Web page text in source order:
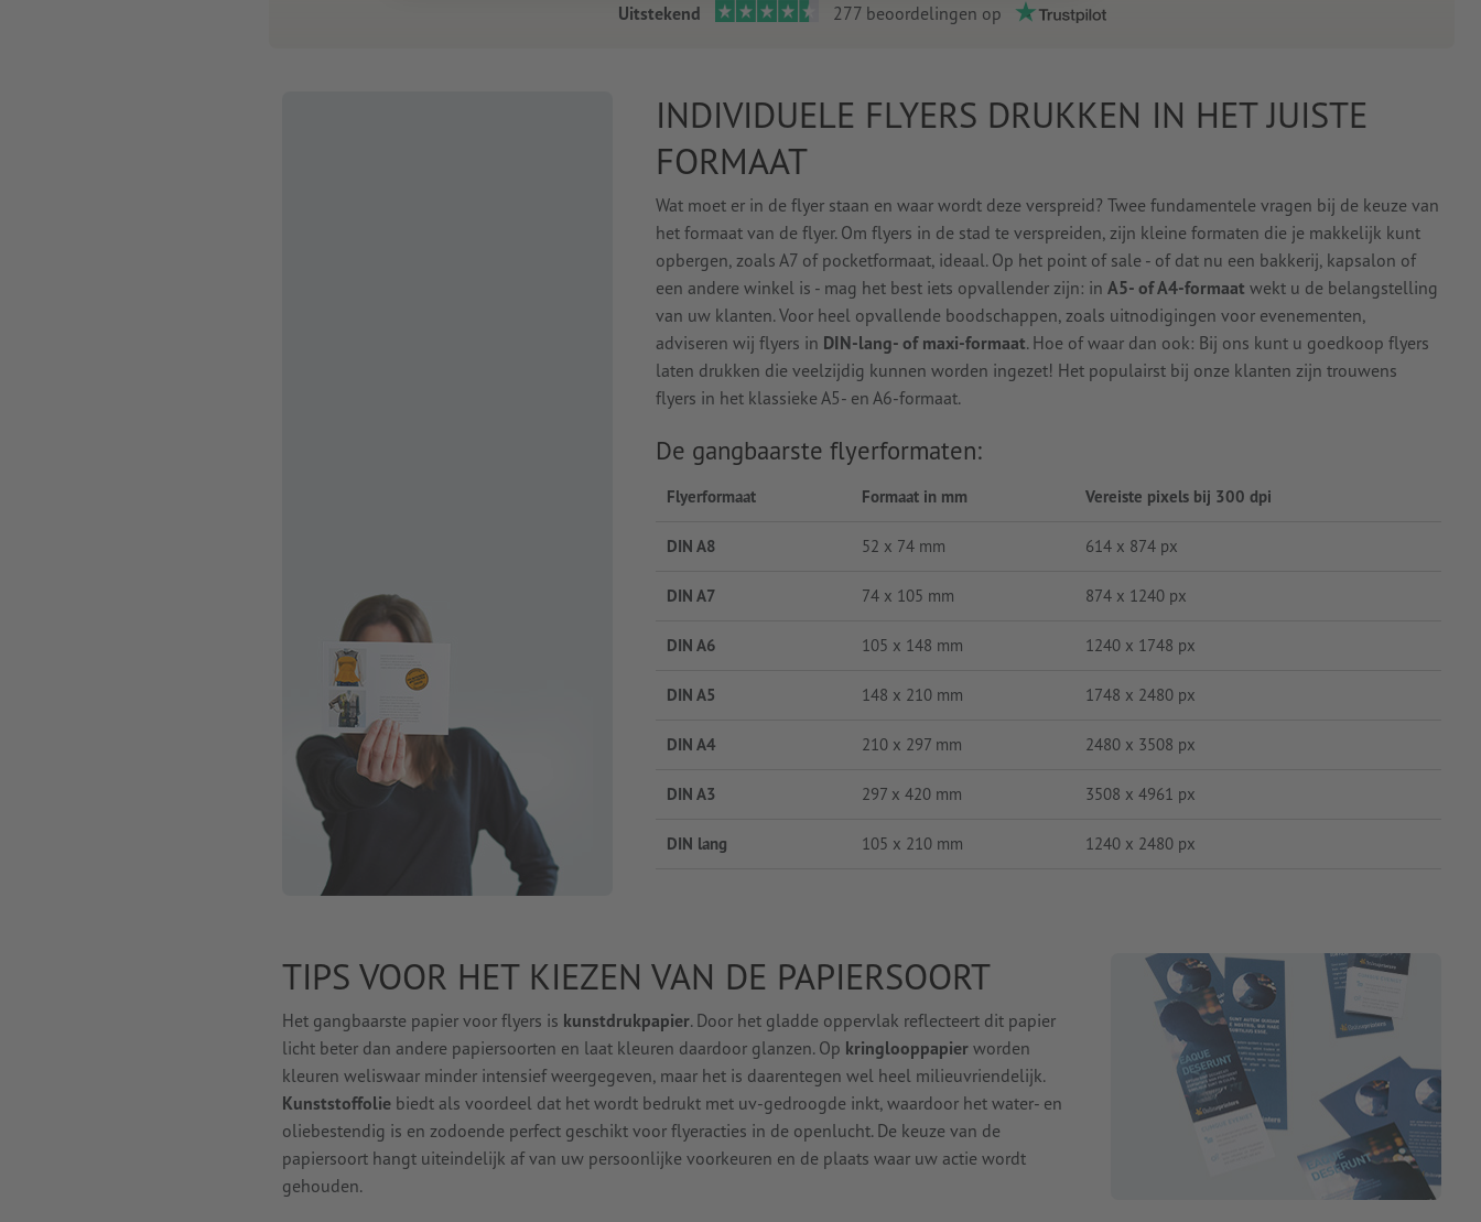
Uitstekend 277 beoordelingen op
INDIVIDUELE FLYERS DRUKKEN IN HET JUISTE
FORMAAT
Wat moet er in de flyer staan en waar wordt deze verspreid? Twee fundamentele vragen bij de keuze van
het formaat van de flyer. Om flyers in de stad te verspreiden, zijn kleine formaten die je makkelijk kunt
opbergen, zoals A7 of pocketformaat, ideaal. Op het point of sale - of dat nu een bakkerij, kapsalon of
een andere winkel is - mag het best iets opvallender zijn: in A5- of A4-formaat wekt u de belangstelling
van uw klanten. Voor heel opvallende boodschappen, zoals uitnodigingen voor evenementen,
adviseren wij flyers in DIN-lang- of maxi-formaat. Hoe of waar dan ook: Bij ons kunt u goedkoop flyers
laten drukken die veelzijdig kunnen worden ingezet! Het populairst bij onze klanten zijn trouwens
flyers in het klassieke A5- en A6-formaat.
De gangbaarste flyerformaten:
Flyerformaat Formaat in mm Vereiste pixels bij 300 dpi
DIN A8 52 x 74 mm 614 x 874 px
DIN A7 74 x 105 mm 874 x 1240 px
DIN A6 105 x 148 mm 1240 x 1748 px
DIN A5 148 x 210 mm 1748 x 2480 px
DIN A4 210 x 297 mm 2480 x 3508 px
DIN A3 297 x 420 mm 3508 x 4961 px
DIN lang 105 x 210 mm 1240 x 2480 px
TIPS VOOR HET KIEZEN VAN DE PAPIERSOORT
Het gangbaarste papier voor flyers is kunstdrukpapier. Door het gladde oppervlak reflecteert dit papier
licht beter dan andere papiersoorten en laat kleuren daardoor glanzen. Op kringlooppapier worden
kleuren weliswaar minder intensief weergegeven, maar het is daarentegen wel heel milieuvriendelijk.
Kunststoffolie biedt als voordeel dat het wordt bedrukt met uv-gedroogde inkt, waardoor het water- en
oliebestendig is en zodoende perfect geschikt voor flyeracties in de openlucht. De keuze van de
papiersoort hangt uiteindelijk af van uw persoonlijke voorkeuren en de plaats waar uw actie wordt
gehouden.